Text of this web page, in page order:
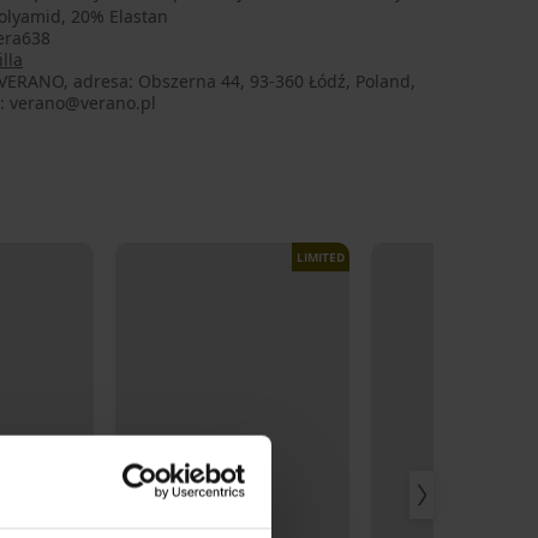
20% Elastan
adresa: Obszerna 44, 93-360 Łódź, Poland,
verano@verano.pl
LIMITED